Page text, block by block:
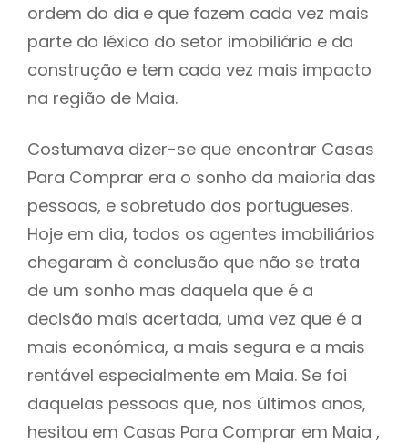
ordem do dia e que fazem cada vez mais
parte do léxico do setor imobiliário e da
construção e tem cada vez mais impacto
na região de Maia.
Costumava dizer-se que encontrar Casas
Para Comprar era o sonho da maioria das
pessoas, e sobretudo dos portugueses.
Hoje em dia, todos os agentes imobiliários
chegaram à conclusão que não se trata
de um sonho mas daquela que é a
decisão mais acertada, uma vez que é a
mais económica, a mais segura e a mais
rentável especialmente em Maia. Se foi
daquelas pessoas que, nos últimos anos,
hesitou em Casas Para Comprar em Maia ,